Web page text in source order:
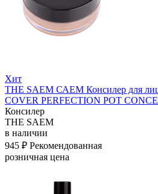
Хит
THE SAEM САЕМ Консилер для
COVER PERFECTION POT
Консилер
THE SAEM
в наличии
945 ₽ Рекомендованная
розничная цена